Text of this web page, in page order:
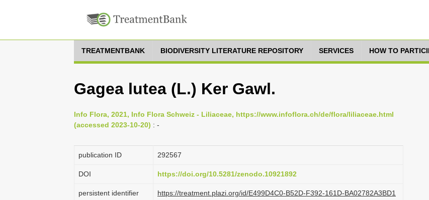
TREATMENTBANK BIODIVERSITY LITERATURE REPOSITORY SERVICES HOW TO
Gagea lutea (L.) Ker Gawl.
Info Flora, 2021, Info Flora Schweiz - Liliaceae, https://www.infoflora.ch/de/flora/liliaceae.html
(accessed 2023-10-20) : -
publication ID 292567
DOI https://doi.org/10.5281/zenodo.10921892
persistent identifier https://treatment.plazi.org/id/E499D4C0-B52D-F392-161D-BA02782A3BD1